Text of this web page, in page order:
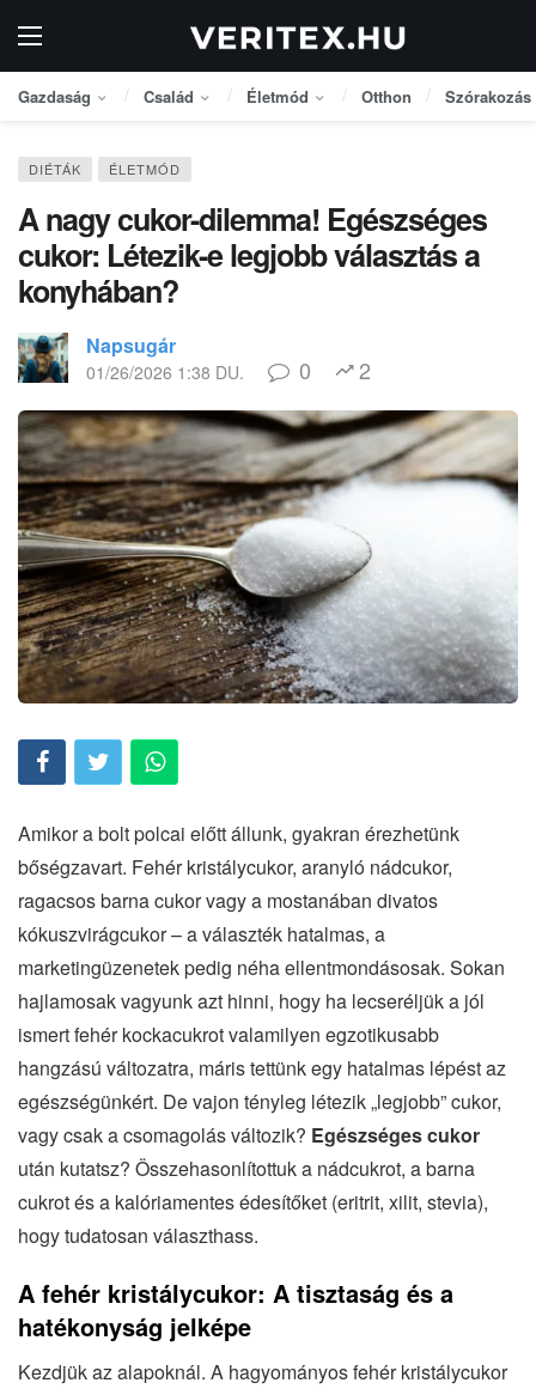
Gazdaság Család Életmód Otthon Szórakozás
DIÉTÁK ÉLETMÓD
A nagy cukor-dilemma! Egészséges
cukor: Létezik-e legjobb választás a
konyhában?
Napsugár
01/26/2026 1:38 DU. 0 2
Amikor a bolt polcai előtt állunk, gyakran érezhetünk
bőségzavart. Fehér kristálycukor, aranyló nádcukor,
ragacsos barna cukor vagy a mostanában divatos
kókuszvirágcukor – a választék hatalmas, a
marketingüzenetek pedig néha ellentmondásosak. Sokan
hajlamosak vagyunk azt hinni, hogy ha lecseréljük a jól
ismert fehér kockacukrot valamilyen egzotikusabb
hangzású változatra, máris tettünk egy hatalmas lépést az
egészségünkért. De vajon tényleg létezik „legjobb” cukor,
vagy csak a csomagolás változik? Egészséges cukor
után kutatsz? Összehasonlítottuk a nádcukrot, a barna
cukrot és a kalóriamentes édesítőket (eritrit, xilit, stevia),
hogy tudatosan választhass.
A fehér kristálycukor: A tisztaság és a
hatékonyság jelképe
Kezdjük az alapoknál. A hagyományos fehér kristálycukor